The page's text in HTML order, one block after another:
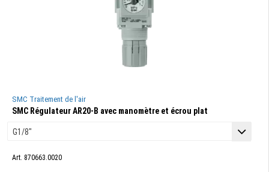
SMC Traitement de l'air
SMC Régulateur AR20-B avec manomètre et écrou plat
Art. 870663.0020